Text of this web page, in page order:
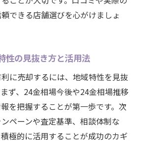
できる店舗選びを心がけましょ
性の見抜き方と活用法
に売却するには、地域特性を見抜
ず、24金相場今後や24金相場推移
を把握することが第一歩です。次
ペーンや査定基準、相談体制な
極的に活用することが成功のカギ